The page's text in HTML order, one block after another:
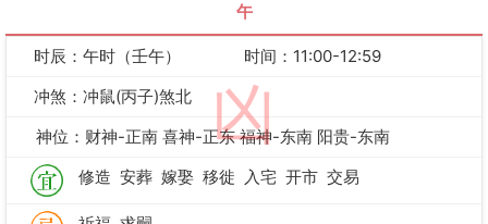
午
凶
时辰：午时（壬午）
时间：11:00-12:59
冲煞：冲鼠(丙子)煞北
神位：财神-正南 喜神-正东 福神-东南 阳贵-东南
修造 安葬 嫁娶 移徙 入宅 开市 交易